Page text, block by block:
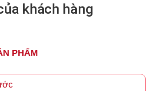
khách hàng
PHẨM